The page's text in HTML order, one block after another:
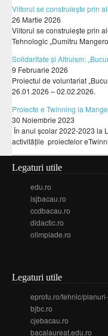
Lista disciplinelor/
Comisii si rapoarte
Consiliul elevilor
Structura
Activitati
Regulamente
Burse
Proiect PEO
Oferta educationala
Presa despre noi
Viitorul se construiește prin
26 Martie 2026
Viitorul se construiește prin
Tehnologic „Dumitru
Solidaritate și Altruism:
9 Februarie 2026
Proiectul de voluntariat
26.01.2026 – 02.02.2026.
Proiecte e Twinning la
30 Noiembrie 2023
În anul școlar 2022-2023 la
activitățile proiectelor
Legaturi utile
edu.ro
isjbacau.ro
ccdbacau.ro
didactic.ro
olimpiade.ro
Legaturi utile
eprofu.ro/tehnic/
bjbc.ro
cjebacau.ro
bacalaureat.edu.ro